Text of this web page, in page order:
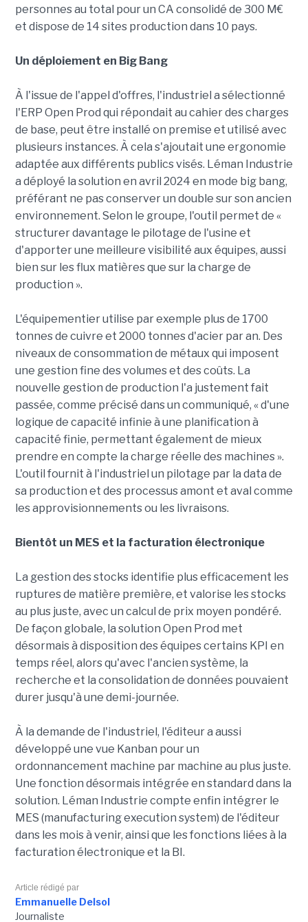
personnes au total pour un CA consolidé de 300 M€
et dispose de 14 sites production dans 10 pays.
Un déploiement en Big Bang
À l'issue de l'appel d'offres, l'industriel a sélectionné
l'ERP Open Prod qui répondait au cahier des charges
de base, peut être installé on premise et utilisé avec
plusieurs instances. À cela s'ajoutait une ergonomie
adaptée aux différents publics visés. Léman Industrie
a déployé la solution en avril 2024 en mode big bang,
préférant ne pas conserver un double sur son ancien
environnement. Selon le groupe, l'outil permet de «
structurer davantage le pilotage de l'usine et
d'apporter une meilleure visibilité aux équipes, aussi
bien sur les flux matières que sur la charge de
production ».
L'équipementier utilise par exemple plus de 1700
tonnes de cuivre et 2000 tonnes d'acier par an. Des
niveaux de consommation de métaux qui imposent
une gestion fine des volumes et des coûts. La
nouvelle gestion de production l'a justement fait
passée, comme précisé dans un communiqué, « d'une
logique de capacité infinie à une planification à
capacité finie, permettant également de mieux
prendre en compte la charge réelle des machines ».
L'outil fournit à l'industriel un pilotage par la data de
sa production et des processus amont et aval comme
les approvisionnements ou les livraisons.
Bientôt un MES et la facturation électronique
La gestion des stocks identifie plus efficacement les
ruptures de matière première, et valorise les stocks
au plus juste, avec un calcul de prix moyen pondéré.
De façon globale, la solution Open Prod met
désormais à disposition des équipes certains KPI en
temps réel, alors qu'avec l'ancien système, la
recherche et la consolidation de données pouvaient
durer jusqu'à une demi-journée.
À la demande de l'industriel, l'éditeur a aussi
développé une vue Kanban pour un
ordonnancement machine par machine au plus juste.
Une fonction désormais intégrée en standard dans la
solution. Léman Industrie compte enfin intégrer le
MES (manufacturing execution system) de l'éditeur
dans les mois à venir, ainsi que les fonctions liées à la
facturation électronique et la BI.
Article rédigé par
Emmanuelle Delsol
Journaliste